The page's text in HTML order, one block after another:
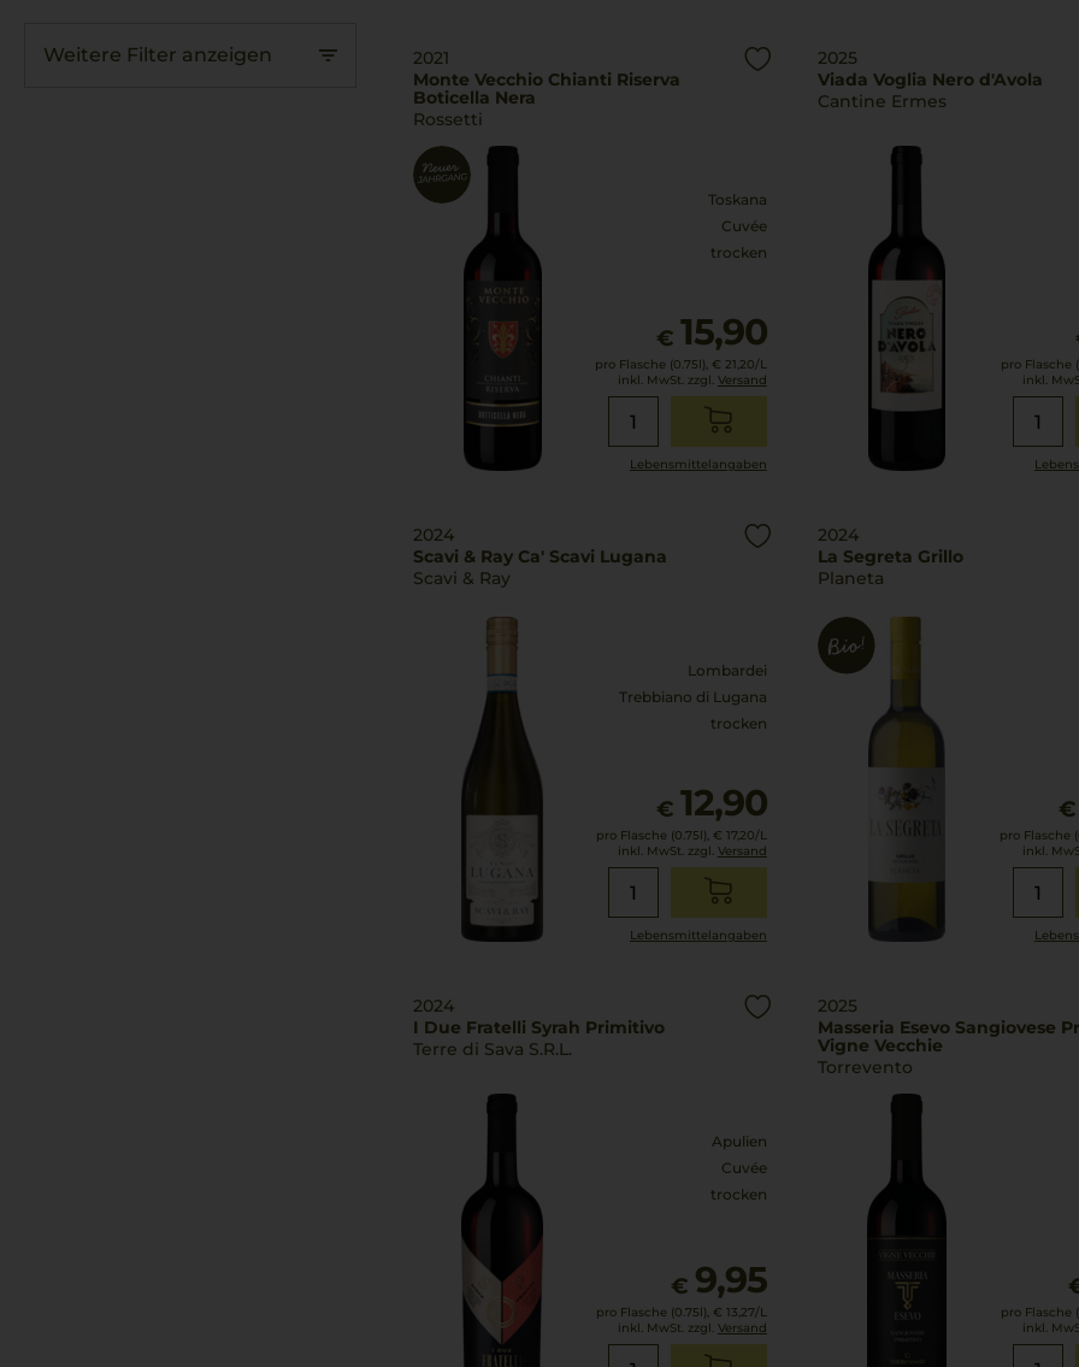
Weitere Filter anzeigen
2021
Monte Vecchio Chianti Riserva
Boticella Nera
Rossetti
Toskana
Cuvée
trocken
€ 15,90
pro Flasche (0.75l), € 21,20/L
inkl. MwSt. zzgl. Versand
Lebensmittel­angaben
2025
Viada Voglia Nero d'Avola
Cantine Ermes
pro Flasche
inkl.
2024
Scavi & Ray Ca' Scavi Lugana
Scavi & Ray
Lombardei
Trebbiano di Lugana
trocken
€ 12,90
pro Flasche (0.75l), € 17,20/L
inkl. MwSt. zzgl. Versand
Lebensmittel­angaben
2024
La Segreta Grillo
Planeta
€
pro Flasche
inkl.
2024
I Due Fratelli Syrah Primitivo
Terre di Sava S.R.L.
Apulien
Cuvée
trocken
€ 9,95
pro Flasche (0.75l), € 13,27/L
inkl. MwSt. zzgl. Versand
2025
Masseria Esevo Sangiovese
Vigne Vecchie
Torrevento
pro Flasche
inkl.